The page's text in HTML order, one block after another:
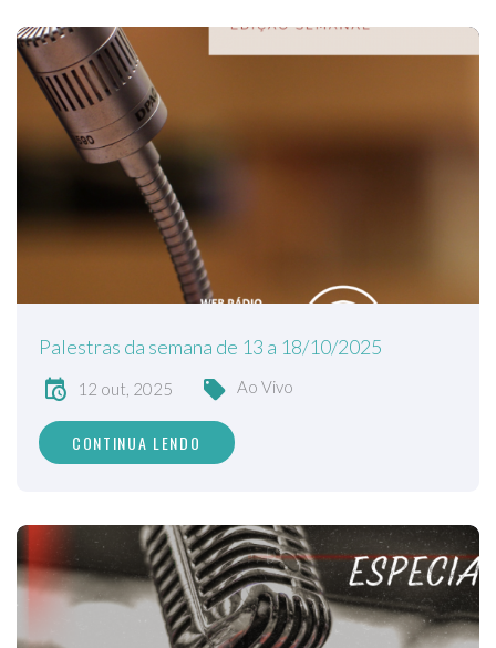
Palestras da semana de 13 a 18/10/2025
12 out, 2025 Ao Vivo
CONTINUA LENDO